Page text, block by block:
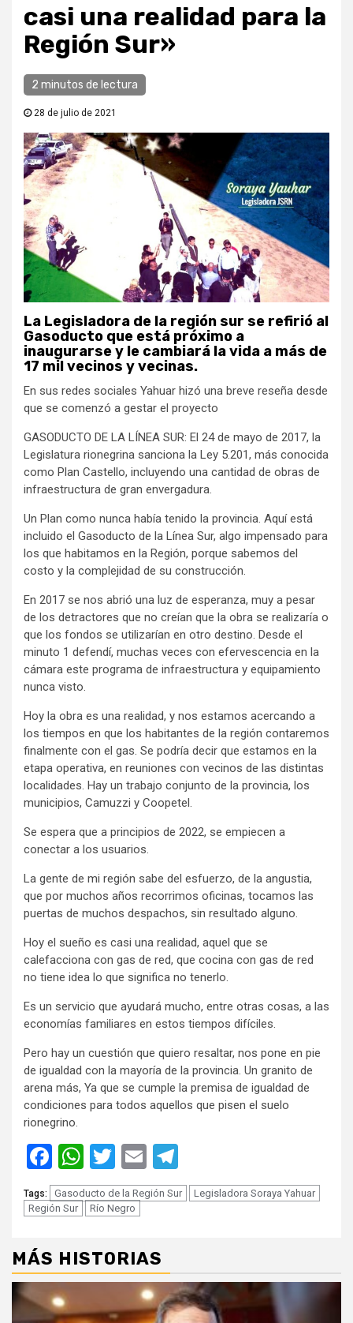
casi una realidad para la
Región Sur»
2 minutos de lectura
28 de julio de 2021
La Legisladora de la región sur se refirió al
Gasoducto que está próximo a
inaugurarse y le cambiará la vida a más de
17 mil vecinos y vecinas.
En sus redes sociales Yahuar hizó una breve reseña desde
que se comenzó a gestar el proyecto
GASODUCTO DE LA LÍNEA SUR: El 24 de mayo de 2017, la
Legislatura rionegrina sanciona la Ley 5.201, más conocida
como Plan Castello, incluyendo una cantidad de obras de
infraestructura de gran envergadura.
Un Plan como nunca había tenido la provincia. Aquí está
incluido el Gasoducto de la Línea Sur, algo impensado para
los que habitamos en la Región, porque sabemos del
costo y la complejidad de su construcción.
En 2017 se nos abrió una luz de esperanza, muy a pesar
de los detractores que no creían que la obra se realizaría o
que los fondos se utilizarían en otro destino. Desde el
minuto 1 defendí, muchas veces con efervescencia en la
cámara este programa de infraestructura y equipamiento
nunca visto.
Hoy la obra es una realidad, y nos estamos acercando a
los tiempos en que los habitantes de la región contaremos
finalmente con el gas. Se podría decir que estamos en la
etapa operativa, en reuniones con vecinos de las distintas
localidades. Hay un trabajo conjunto de la provincia, los
municipios, Camuzzi y Coopetel.
Se espera que a principios de 2022, se empiecen a
conectar a los usuarios.
La gente de mi región sabe del esfuerzo, de la angustia,
que por muchos años recorrimos oficinas, tocamos las
puertas de muchos despachos, sin resultado alguno.
Hoy el sueño es casi una realidad, aquel que se
calefacciona con gas de red, que cocina con gas de red
no tiene idea lo que significa no tenerlo.
Es un servicio que ayudará mucho, entre otras cosas, a las
economías familiares en estos tiempos difíciles.
Pero hay un cuestión que quiero resaltar, nos pone en pie
de igualdad con la mayoría de la provincia. Un granito de
arena más, Ya que se cumple la premisa de igualdad de
condiciones para todos aquellos que pisen el suelo
rionegrino.
Facebook
WhatsApp
Twitter
Email
Tags: Gasoducto de la Región Sur
Legisladora Soraya Yahuar
Región Sur
Río Negro
MÁS HISTORIAS